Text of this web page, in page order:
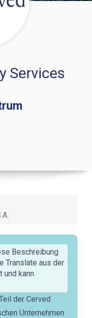
Services
Beschreibung
Translate aus der
und kann
der Cerved
Unternehmen